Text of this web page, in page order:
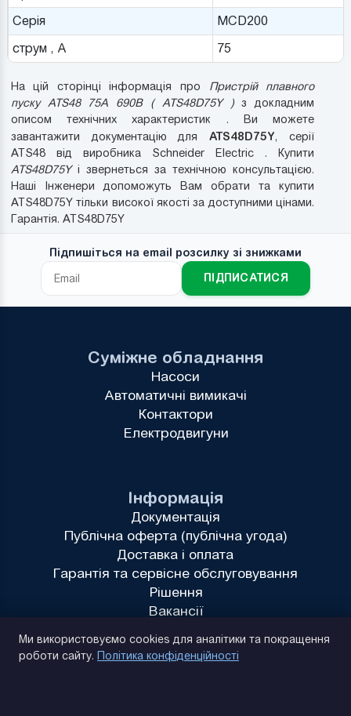
Серія
MCD200
струм , А
75
На цій сторінці інформація про Пристрій плавного
пуску ATS48 75A 690B ( ATS48D75Y )з докладним
описом технічних характеристик . Ви можете
завантажити документацію дляATS48D75Y, серії
ATS48 від виробника Schneider Electric . Купити
ATS48D75Yі звернеться за технічною консультацією.
Наші Інженери допоможуть Вам обрати та купити
ATS48D75Y тільки високої якості за доступними цінами.
Гарантія. ATS48D75Y
Підпишіться на email розсилку зі знижками
ПІДПИСАТИСЯ
Інформація
Документація
Публічна оферта (публічна угода)
Доставка і оплата
Гарантія та сервісне обслуговування
Рішення
Вакансії
Суміжне обладнання
Насоси
Автоматичні вимикачі
Контактори
Електродвигуни
Ми використовуємо cookies для аналітики та покращення
роботи сайту. Політика конфіденційності